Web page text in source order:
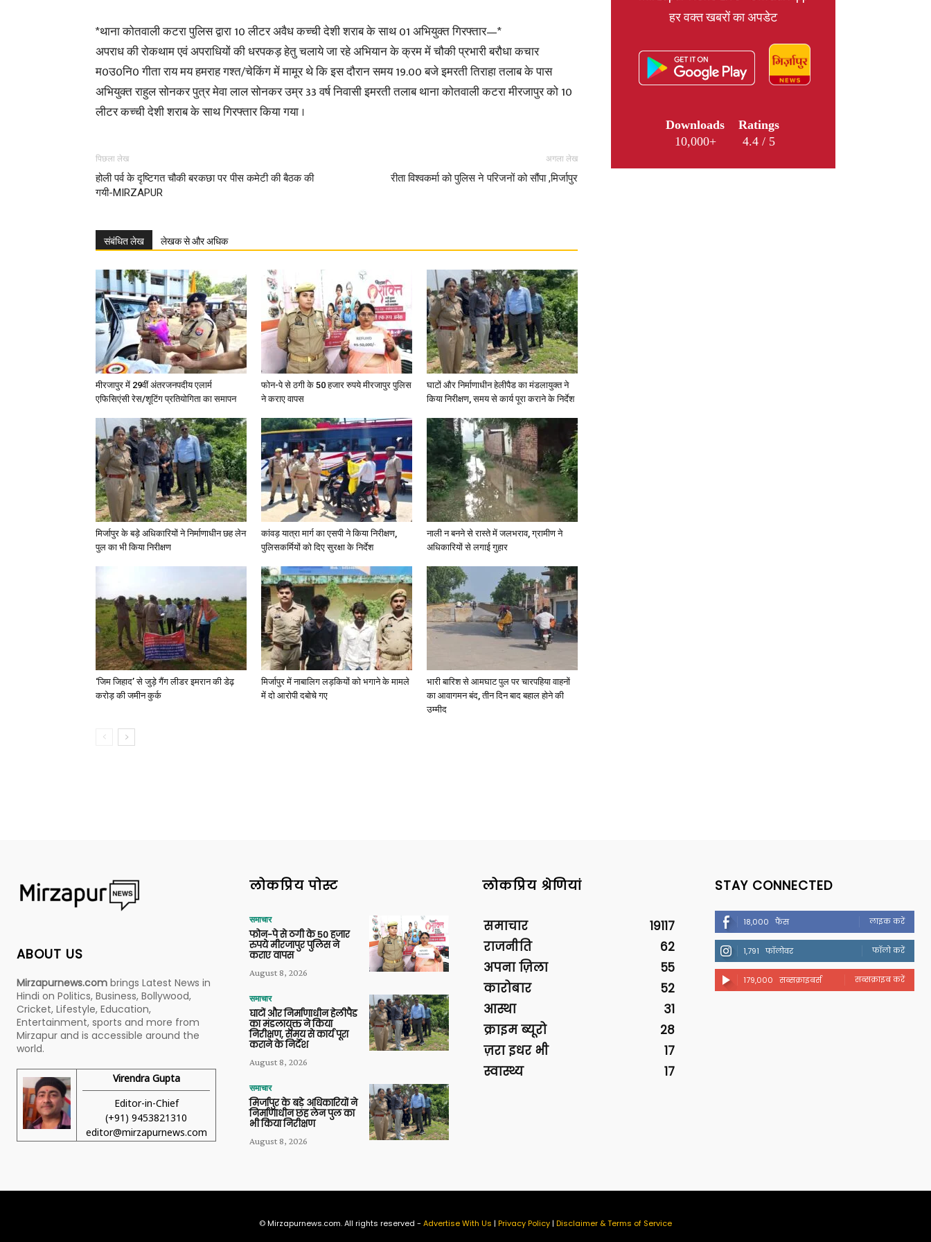
News,
Latest
in
Hindi,
Today
Hindi
*थाना कोतवाली कटरा पुलिस द्वारा 10 लीटर अवैध कच्ची देशी शराब के साथ 01 अभियुक्त गिरफ्तार—*
अपराध की रोकथाम एवं अपराधियों की धरपकड़ हेतु चलाये जा रहे अभियान के क्रम में चौकी प्रभारी बरौधा कचार
म0उ0नि0 गीता राय मय हमराह गश्त/चेकिंग में मामूर थे कि इस दौरान समय 19.00 बजे इमरती तिराहा तलाब के पास
अभियुक्त राहुल सोनकर पुत्र मेवा लाल सोनकर उम्र 33 वर्ष निवासी इमरती तलाब थाना कोतवाली कटरा मीरजापुर को 10
लीटर कच्ची देशी शराब के साथ गिरफ्तार किया गया ।
पिछला लेख
होली पर्व के दृष्टिगत चौकी बरकछा पर पीस कमेटी की बैठक की
गयी-MIRZAPUR
अगला लेख
रीता विश्वकर्मा को पुलिस ने परिजनों को सौंपा ,मिर्जापुर
संबंधित लेख लेखक से और अधिक
मीरजापुर में 29वीं अंतरजनपदीय एलार्म
एफिसिएंसी रेस/शूटिंग प्रतियोगिता का समापन
फोन-पे से ठगी के 50 हजार रुपये मीरजापुर पुलिस
ने कराए वापस
घाटों और निर्माणाधीन हेलीपैड का मंडलायुक्त ने
किया निरीक्षण, समय से कार्य पूरा कराने के निर्देश
मिर्जापुर के बड़े अधिकारियों ने निर्माणाधीन छह लेन
पुल का भी किया निरीक्षण
कांवड़ यात्रा मार्ग का एसपी ने किया निरीक्षण,
पुलिसकर्मियों को दिए सुरक्षा के निर्देश
नाली न बनने से रास्ते में जलभराव, ग्रामीण ने
अधिकारियों से लगाई गुहार
‘जिम जिहाद’ से जुड़े गैंग लीडर इमरान की डेढ़
करोड़ की जमीन कुर्क
मिर्जापुर में नाबालिग लड़कियों को भगाने के मामले
में दो आरोपी दबोचे गए
भारी बारिश से आमघाट पुल पर चारपहिया वाहनों
का आवागमन बंद, तीन दिन बाद बहाल होने की
उम्मीद
हर वक्त खबरों का अपडेट
Downloads
10,000+
Ratings
4.4 / 5
ABOUT US
Mirzapurnews.com brings Latest News in
Hindi on Politics, Business, Bollywood,
Cricket, Lifestyle, Education,
Entertainment, sports and more from
Mirzapur and is accessible around the
world.
Virendra Gupta
Editor-in-Chief
(+91) 9453821310
editor@mirzapurnews.com
लोकप्रिय पोस्ट
समाचार
फोन-पे से ठगी के 50 हजार
रुपये मीरजापुर पुलिस ने
कराए वापस
August 8, 2026
समाचार
घाटों और निर्माणाधीन हेलीपैड
का मंडलायुक्त ने किया
निरीक्षण, समय से कार्य पूरा
कराने के निर्देश
August 8, 2026
समाचार
मिर्जापुर के बड़े अधिकारियों ने
निर्माणाधीन छह लेन पुल का
भी किया निरीक्षण
August 8, 2026
लोकप्रिय श्रेणियां
समाचार
19117
राजनीति
62
अपना ज़िला
55
कारोबार
52
आस्था
31
क्राइम ब्यूरो
28
ज़रा इधर भी
17
स्वास्थ्य
17
STAY CONNECTED
18,000 फैंस लाइक करें
1,791 फॉलोवर फॉलो करें
179,000 सब्सक्राइबर्स सब्सक्राइब करें
© Mirzapurnews.com. All rights reserved - Advertise With Us | Privacy Policy| Disclaimer & Terms of Service